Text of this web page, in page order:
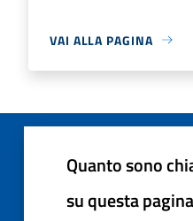
VAI ALLA PAGINA
Quanto sono
su questa